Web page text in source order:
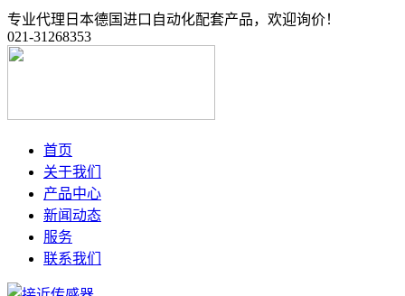
专业代理日本德国进口自动化配套产品，欢迎询价！
021-31268353
首页
关于我们
产品中心
新闻动态
服务
联系我们